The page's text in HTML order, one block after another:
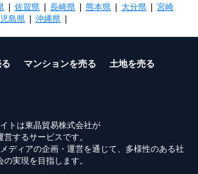
佐賀県 長崎県 熊本県 大分県
宮崎
島県 沖縄県
マンションを売る 土地を売る
トは東晶貿易株式会社が
営するサービスです。
ディアの企画・運営を通じて、多様性のある社
の実現を目指します。